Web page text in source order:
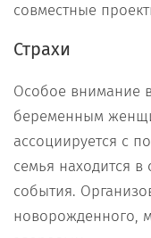
совместные
Страхи
Особое внимание
беременным
ассоциируется с
семья находится
события.
новорожденного,